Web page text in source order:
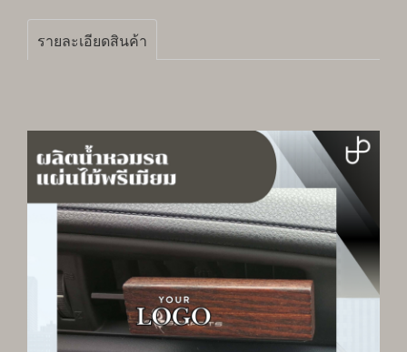
รายละเอียดสินค้า